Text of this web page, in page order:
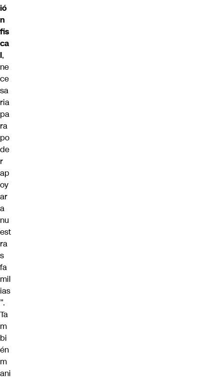
ió
n
fis
ca
l,
ne
ce
sa
ria
pa
ra
po
de
r
ap
oy
ar
a
nu
est
ra
s
fa
mil
ias
”.
Ta
m
bi
én
m
ani